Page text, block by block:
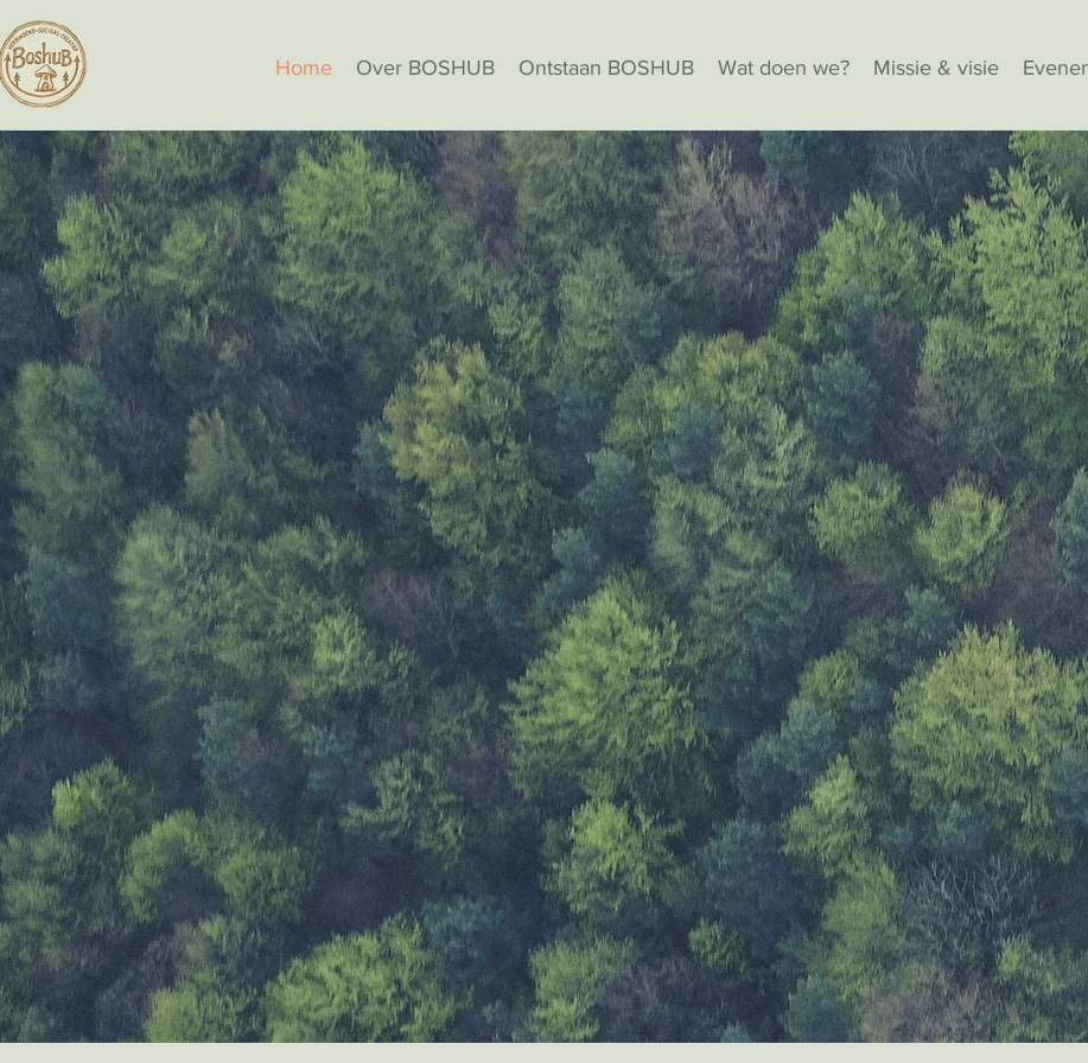
Home Over BOSHUB Ontstaan BOSHUB Wat doen we? Missie & visie
Welkom
BOSHUB
BOSHUB is een verbindend, sociaal en creatief project
samenbrengt, de kracht van diversiteit benut en de buurt